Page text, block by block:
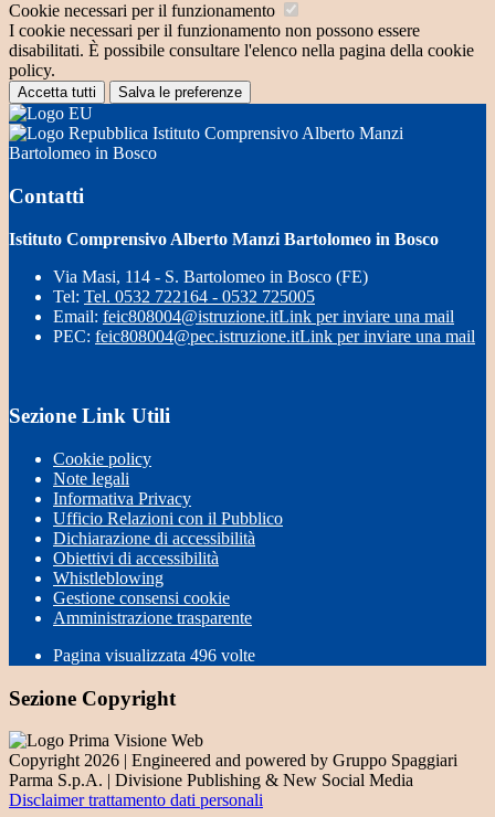
Cookie necessari per il funzionamento
I cookie necessari per il funzionamento non possono essere
disabilitati. È possibile consultare l'elenco nella pagina della cookie
policy.
Accetta tutti Salva le preferenze
Istituto Comprensivo Alberto Manzi
Bartolomeo in Bosco
Contatti
Istituto Comprensivo Alberto Manzi Bartolomeo in Bosco
Via Masi, 114 - S. Bartolomeo in Bosco (FE)
Tel: Tel. 0532 722164 - 0532 725005
Email: feic808004@istruzione.itLink per inviare una mail
PEC: feic808004@pec.istruzione.itLink per inviare una mail
Sezione Link Utili
Cookie policy
Note legali
Informativa Privacy
Ufficio Relazioni con il Pubblico
Dichiarazione di accessibilità
Obiettivi di accessibilità
Whistleblowing
Gestione consensi cookie
Amministrazione trasparente
Pagina visualizzata 496 volte
Sezione Copyright
Copyright 2026 | Engineered and powered by Gruppo Spaggiari
Parma S.p.A. | Divisione Publishing & New Social Media
Disclaimer trattamento dati personali